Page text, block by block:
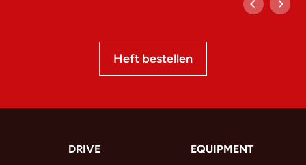
Heft bestellen
DRIVE EQUIPMENT